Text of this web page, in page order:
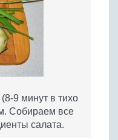
9 минут в тихо
Собираем все
салата.